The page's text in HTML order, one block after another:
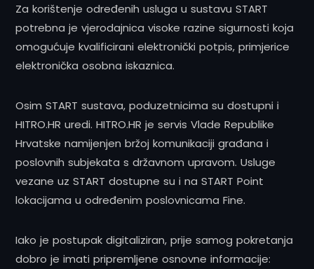
Za korištenje određenih usluga u sustavu START
potrebna je vjerodajnica visoke razine sigurnosti koja
omogućuje kvalificirani elektronički potpis, primjerice
elektronička osobna iskaznica.
Osim START sustava, poduzetnicima su dostupni i
HITRO.HR uredi. HITRO.HR je servis Vlade Republike
Hrvatske namijenjen bržoj komunikaciji građana i
poslovnih subjekata s državnom upravom. Usluge
vezane uz START dostupne su i na START Point
lokacijama u određenim poslovnicama Fine.
Iako je postupak digitaliziran, prije samog pokretanja
dobro je imati pripremljene osnovne informacije: